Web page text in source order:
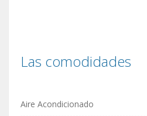
Las comodidades
Aire Acondicionado